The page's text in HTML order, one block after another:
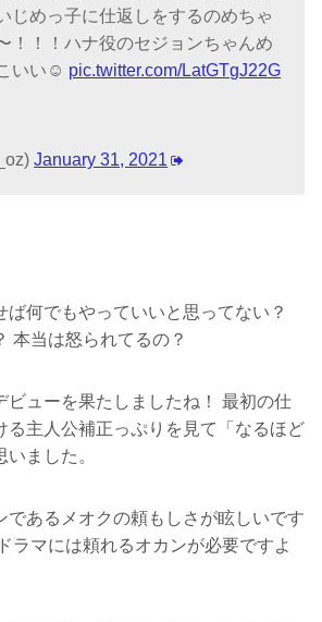
じめっ子に仕返しをするのめちゃ
！！！ハナ役のセジョンちゃんめ
いい☺️ pic.twitter.com/LatGTgJ22G
January 31, 2021
ば何でもやっていいと思ってない？
本当は怒られてるの？
ビューを果たしましたね！ 最初の仕
る主人公補正っぷりを見て「なるほど
ました。
であるメオクの頼もしさが眩しいです
ラマには頼れるオカンが必要ですよ